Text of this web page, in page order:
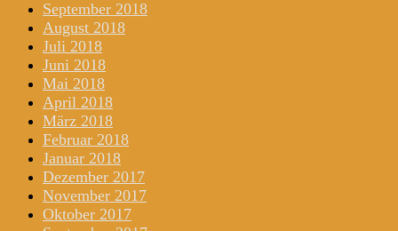
September 2018
August 2018
Juli 2018
Juni 2018
Mai 2018
April 2018
März 2018
Februar 2018
Januar 2018
Dezember 2017
November 2017
Oktober 2017